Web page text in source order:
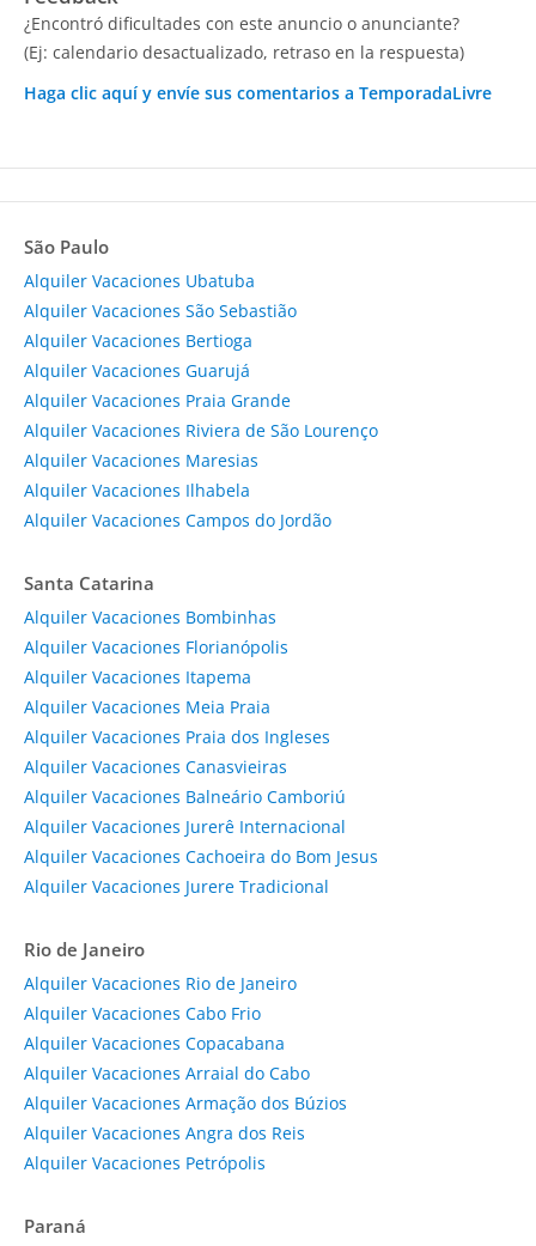
¿Encontró dificultades con este anuncio o anunciante?
(Ej: calendario desactualizado, retraso en la respuesta)
Haga clic aquí y envíe sus comentarios a TemporadaLivre
São Paulo
Alquiler Vacaciones Ubatuba
Alquiler Vacaciones São Sebastião
Alquiler Vacaciones Bertioga
Alquiler Vacaciones Guarujá
Alquiler Vacaciones Praia Grande
Alquiler Vacaciones Riviera de São Lourenço
Alquiler Vacaciones Maresias
Alquiler Vacaciones Ilhabela
Alquiler Vacaciones Campos do Jordão
Santa Catarina
Alquiler Vacaciones Bombinhas
Alquiler Vacaciones Florianópolis
Alquiler Vacaciones Itapema
Alquiler Vacaciones Meia Praia
Alquiler Vacaciones Praia dos Ingleses
Alquiler Vacaciones Canasvieiras
Alquiler Vacaciones Balneário Camboriú
Alquiler Vacaciones Jurerê Internacional
Alquiler Vacaciones Cachoeira do Bom Jesus
Alquiler Vacaciones Jurere Tradicional
Rio de Janeiro
Alquiler Vacaciones Rio de Janeiro
Alquiler Vacaciones Cabo Frio
Alquiler Vacaciones Copacabana
Alquiler Vacaciones Arraial do Cabo
Alquiler Vacaciones Armação dos Búzios
Alquiler Vacaciones Angra dos Reis
Alquiler Vacaciones Petrópolis
Paraná